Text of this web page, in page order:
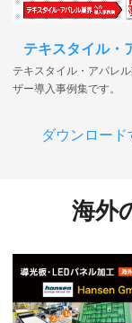
テキスタイル・
テキスタイル・アパレ
ザー導入事例集です。
ダウンロード
海外